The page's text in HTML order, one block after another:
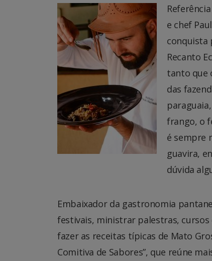
e chef
conquista
Recanto
tanto que
das
frango, o
é sempre
guavira,
dúvida
Embaixador da gastronomia
festivais, ministrar palestras,
fazer as receitas típicas de Mato
Comitiva de Sabores”, que reúne